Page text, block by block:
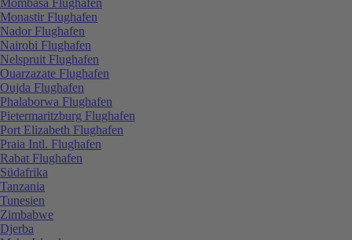
Monastir Flughafen
Nador Flughafen
Nairobi Flughafen
Nelspruit Flughafen
Ouarzazate Flughafen
Oujda Flughafen
Phalaborwa Flughafen
Pietermaritzburg Flughafen
Port Elizabeth Flughafen
Praia Intl. Flughafen
Rabat Flughafen
Südafrika
Tanzania
Tunesien
Zimbabwe
Djerba